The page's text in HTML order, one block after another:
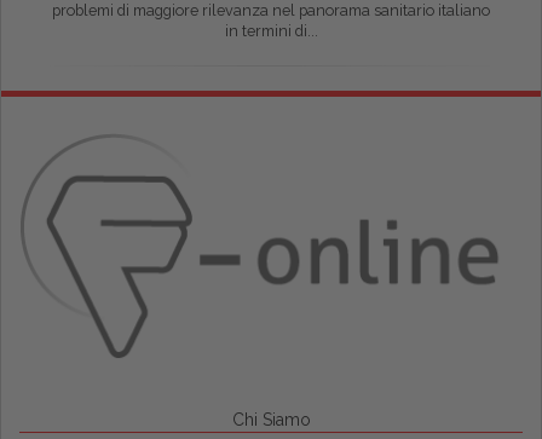
problemi di maggiore rilevanza nel panorama sanitario italiano
in termini di...
Chi Siamo